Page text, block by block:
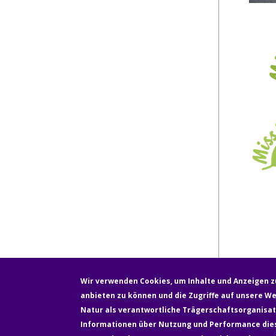
Newsletter Über uns Kontakt
Wir verwenden Cookies, um Inhalte und
anbieten zu können und die Zugriffe auf unsere
Natur als verantwortliche
Informationen über Nutzung und Performance